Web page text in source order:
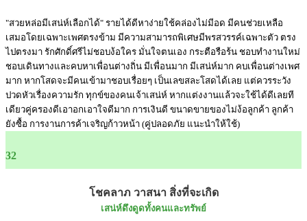
"สวยหล่อมีเสน่ห์เลือกได้" รายได้ดีหาง่ายใช้คล่องไม่มีอด มีคนช่วยเหลือ
เสมอโดยเฉพาะเพศตรงข้าม มีความสามารถพิเศษมีพรสวรรค์เฉพาะตัว ตรง
ไปตรงมา รักศักดิ์ศรีไม่ชอบง้อใคร มั่นใจตนเอง กระตือรือร้น ชอบทำงานใหม่
ชอบเดินทางและคบหาเพื่อนต่างถิ่น มีเพื่อนมาก มีเสน่ห์มาก คบเพื่อนต่างเพศ
มาก หากโสดจะมีคนเข้ามาชอบเรื่อยๆ เป็นเลขสละโสดได้เลย แต่ควรระวัง
ปวดหัวเรื่องความรัก ทุกข์ของคนเจ้าเสน่ห์ หากแต่งงานแล้วจะใช้ได้ดีเลยที
เดียวคู่ครองดีเอาอกเอาใจดีมาก การเงินดี ขนาดขายของไม่ง้อลูกค้า ลูกค้า
ยังซื้อ การงานการค้าเจริญก้าวหน้า (คู่ปลอดภัย แนะนำให้ใช้)
32
โชคลาภ วาสนา สิ่งที่จะเกิด
เสน่ห์ดึงดูดทั้งคนและทรัพย์